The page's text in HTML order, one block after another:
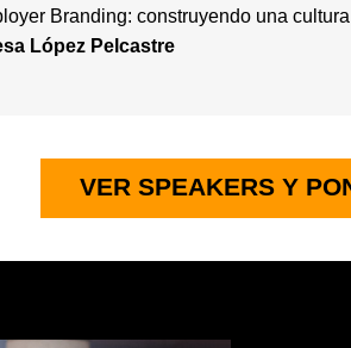
Branding: construyendo una
López Pelcastre
VER SPEAKERS Y